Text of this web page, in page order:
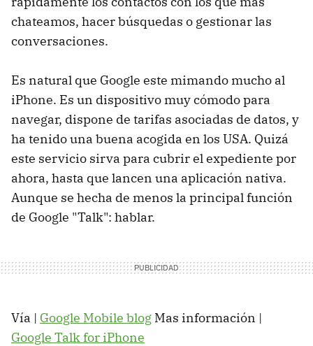
chateamos, hacer búsquedas o gestionar las
conversaciones.
Es natural que Google este mimando mucho al
iPhone. Es un dispositivo muy cómodo para
navegar, dispone de tarifas asociadas de datos, y
ha tenido una buena acogida en los USA. Quizá
este servicio sirva para cubrir el expediente por
ahora, hasta que lancen una aplicación nativa.
Aunque se hecha de menos la principal función
de Google "Talk": hablar.
Vía | Google Mobile blog Mas información |
Google Talk for iPhone